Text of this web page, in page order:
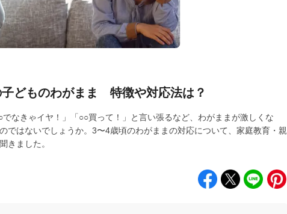
子どものわがまま 特徴や対応法は？
なきゃイヤ！」「○○買って！」と言い張るなど、わがままが激しくな
ではないでしょうか。3〜4歳頃のわがままの対応について、家庭教育・親
きました。